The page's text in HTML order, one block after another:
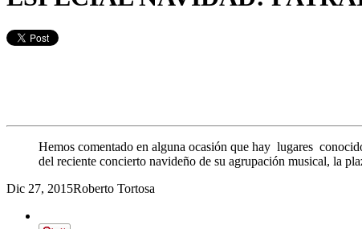
Hemos comentado en alguna ocasión que hay lugares
del reciente concierto navideño de su agrupación musical, la
Dic 27, 2015Roberto Tortosa